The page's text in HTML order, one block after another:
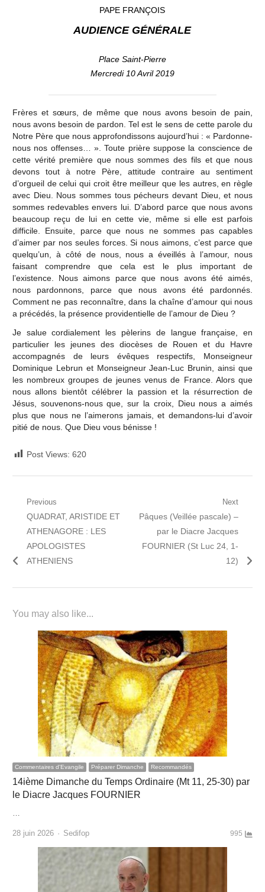
PAPE FRANÇOIS
AUDIENCE GÉNÉRALE
Place Saint-Pierre
Mercredi 10 Avril 2019
Frères et sœurs, de même que nous avons besoin de pain,
nous avons besoin de pardon. Tel est le sens de cette parole du
Notre Père que nous approfondissons aujourd’hui : « Pardonne-
nous nos offenses… ». Toute prière suppose la conscience de
cette vérité première que nous sommes des fils et que nous
devons tout à notre Père, attitude contraire au sentiment
d’orgueil de celui qui croit être meilleur que les autres, en règle
avec Dieu. Nous sommes tous pécheurs devant Dieu, et nous
sommes redevables envers lui. D’abord parce que nous avons
beaucoup reçu de lui en cette vie, même si elle est parfois
difficile. Ensuite, parce que nous ne sommes pas capables
d’aimer par nos seules forces. Si nous aimons, c’est parce que
quelqu’un, à côté de nous, nous a éveillés à l’amour, nous
faisant comprendre que cela est le plus important de
l’existence. Nous aimons parce que nous avons été aimés,
nous pardonnons, parce que nous avons été pardonnés.
Comment ne pas reconnaître, dans la chaîne d’amour qui nous
a précédés, la présence providentielle de l’amour de Dieu ?
Je salue cordialement les pèlerins de langue française, en
particulier les jeunes des diocèses de Rouen et du Havre
accompagnés de leurs évêques respectifs, Monseigneur
Dominique Lebrun et Monseigneur Jean-Luc Brunin, ainsi que
les nombreux groupes de jeunes venus de France. Alors que
nous allons bientôt célébrer la passion et la résurrection de
Jésus, souvenons-nous que, sur la croix, Dieu nous a aimés
plus que nous ne l’aimerons jamais, et demandons-lui d’avoir
pitié de nous. Que Dieu vous bénisse !
Post Views: 620
Navigation
l’article
Previous
Previous
post:
QUADRAT, ARISTIDE ET
ATHENAGORE : LES
APOLOGISTES
ATHENIENS
Next
Next
Pâques (Veillée pascale) –
par le Diacre Jacques
FOURNIER (St Luc 24, 1-
12)
You may also like...
Commentaires d'Evangile Préparer Dimanche Recommandés
14ième Dimanche du Temps Ordinaire (Mt 11, 25-30) par
le Diacre Jacques FOURNIER
28 juin 2026 Author
Sedifop 995